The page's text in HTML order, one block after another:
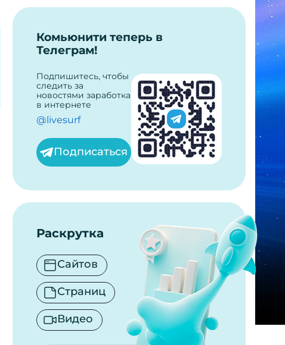
Комьюнити теперь в
Телеграм!
Подпишитесь, чтобы
следить за
новостями заработка
в интернете
@livesurf
Подписаться
Раскрутка
Сайтов
Страниц
Видео